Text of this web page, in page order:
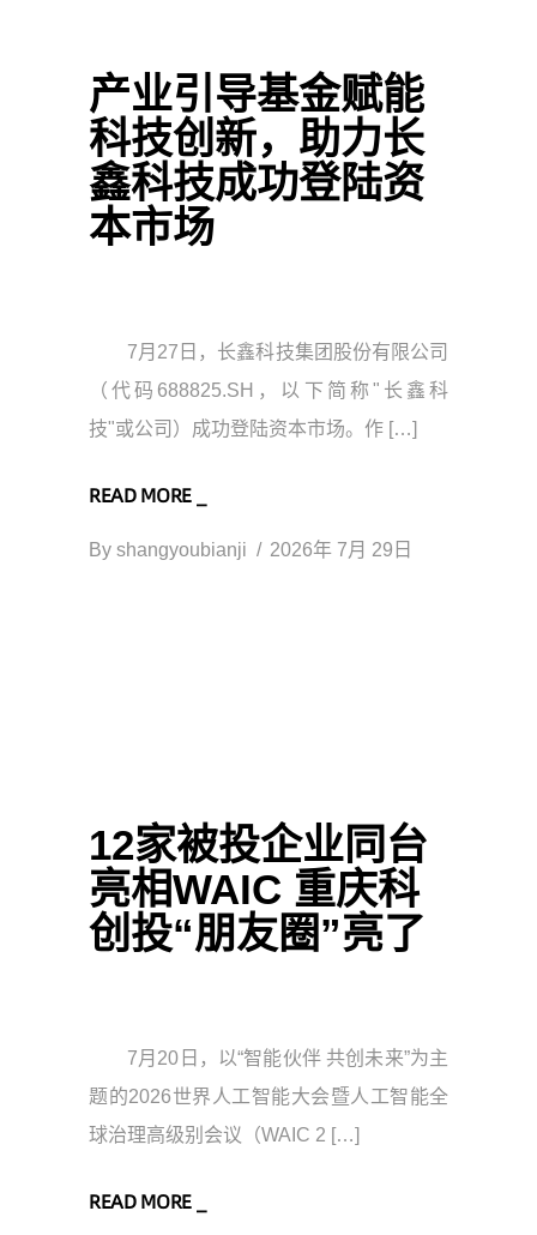
产业引导基金赋能
科技创新，助力长
鑫科技成功登陆资
本市场
7月27日，长鑫科技集团股份有限公司
（代码688825.SH，以下简称"长鑫科
技"或公司）成功登陆资本市场。作 […]
READ MORE _
By shangyoubianji 2026年 7月 29日
12家被投企业同台
亮相WAIC 重庆科
创投“朋友圈”亮了
7月20日，以“智能伙伴 共创未来”为主
题的2026世界人工智能大会暨人工智能全
球治理高级别会议（WAIC 2 […]
READ MORE _